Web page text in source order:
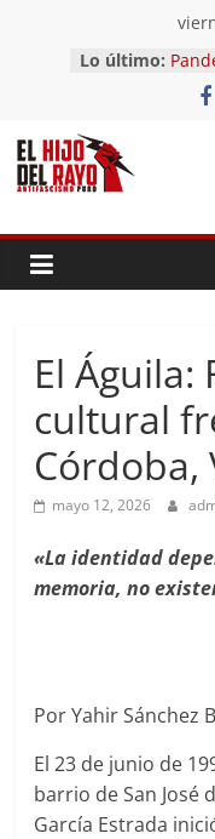
contenido
Lo último:
Ave
El Águila:
cultural
Córdoba,
mayo 12, 2026
«La identidad
memoria, no
Fabricio
Por Yahir Sánchez
El 23 de junio de
barrio de San José
García Estrada